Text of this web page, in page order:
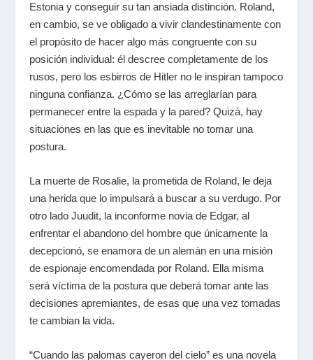
Estonia y conseguir su tan ansiada distinción. Roland,
en cambio, se ve obligado a vivir clandestinamente con
el propósito de hacer algo más congruente con su
posición individual: él descree completamente de los
rusos, pero los esbirros de Hitler no le inspiran tampoco
ninguna confianza. ¿Cómo se las arreglarían para
permanecer entre la espada y la pared? Quizá, hay
situaciones en las que es inevitable no tomar una
postura.
La muerte de Rosalie, la prometida de Roland, le deja
una herida que lo impulsará a buscar a su verdugo. Por
otro lado Juudit, la inconforme novia de Edgar, al
enfrentar el abandono del hombre que únicamente la
decepcionó, se enamora de un alemán en una misión
de espionaje encomendada por Roland. Ella misma
será víctima de la postura que deberá tomar ante las
decisiones apremiantes, de esas que una vez tomadas
te cambian la vida.
“Cuando las palomas cayeron del cielo” es una novela